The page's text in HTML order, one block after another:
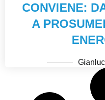
CONVIENE:
A